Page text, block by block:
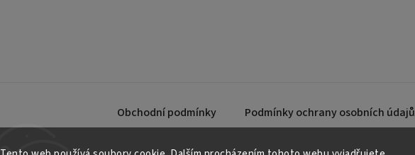
Obchodní podmínky Podmínky ochrany osobních údajů